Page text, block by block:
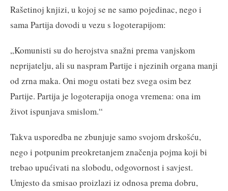
Rašetinoj knjizi, u kojoj se ne samo pojedinac, nego i
sama Partija dovodi u vezu s logoterapijom:
„Komunisti su do herojstva snažni prema vanjskom
neprijatelju, ali su naspram Partije i njezinih organa manji
od zrna maka. Oni mogu ostati bez svega osim bez
Partije. Partija je logoterapija onoga vremena: ona im
život ispunjava smislom.“
Takva usporedba ne zbunjuje samo svojom drskošću,
nego i potpunim preokretanjem značenja pojma koji bi
trebao upućivati na slobodu, odgovornost i savjest.
Umjesto da smisao proizlazi iz odnosa prema dobru,